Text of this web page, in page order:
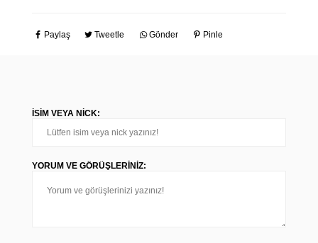
Paylaş Tweetle Gönder Pinle
İSIM VEYA NICK:
YORUM VE GÖRÜŞLERINIZ: